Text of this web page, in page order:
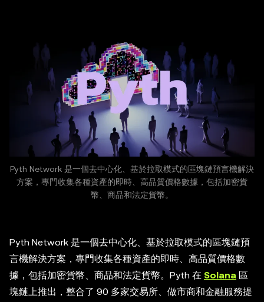
Pyth Network 是一個去中心化、基於拉取模式的區塊鏈預言機解決
方案，專門收集各種資產的即時、高品質價格數據，包括加密貨
幣、商品和法定貨幣。
Pyth Network 是一個去中心化、基於拉取模式的區塊鏈預
言機解決方案，專門收集各種資產的即時、高品質價格數
據，包括加密貨幣、商品和法定貨幣。Pyth 在 Solana 區
塊鏈上推出，整合了 90 多家交易所、做市商和金融服務提